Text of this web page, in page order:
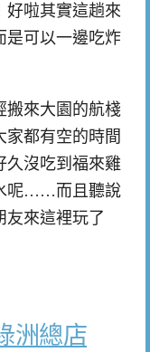
好啦其實這趟來
是可以一邊吃炸
搬來大園的航棧
家都有空的時間
久沒吃到福來雞
呢……而且聽說
友來這裡玩了
洲總店